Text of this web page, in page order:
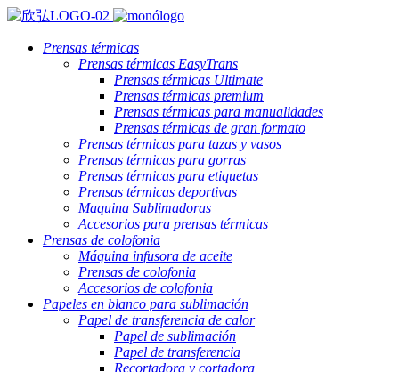
Prensas térmicas
Prensas térmicas EasyTrans
Prensas térmicas Ultimate
Prensas térmicas premium
Prensas térmicas para manualidades
Prensas térmicas de gran formato
Prensas térmicas para tazas y vasos
Prensas térmicas para gorras
Prensas térmicas para etiquetas
Prensas térmicas deportivas
Maquina Sublimadoras
Accesorios para prensas térmicas
Prensas de colofonia
Máquina infusora de aceite
Prensas de colofonia
Accesorios de colofonia
Papeles en blanco para sublimación
Papel de transferencia de calor
Papel de sublimación
Papel de transferencia
Recortadora y cortadora